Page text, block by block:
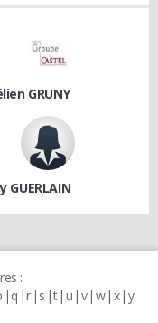
GRUNY
GUERLAIN
:
q r s t u v w x y